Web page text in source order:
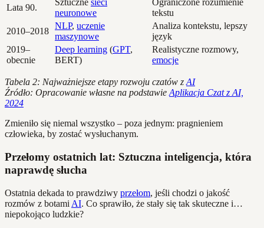
Lata 90.
Sztuczne sieci
neuronowe
Ograniczone rozumienie
tekstu
2010–2018
NLP, uczenie
maszynowe
Analiza kontekstu, lepszy
język
2019–
obecnie
Deep learning (GPT,
BERT)
Realistyczne rozmowy,
emocje
Tabela 2: Najważniejsze etapy rozwoju czatów z AI
Źródło: Opracowanie własne na podstawie Aplikacja Czat z AI,
2024
Zmieniło się niemal wszystko – poza jednym: pragnieniem
człowieka, by zostać wysłuchanym.
Przełomy ostatnich lat: Sztuczna inteligencja, która
naprawdę słucha
Ostatnia dekada to prawdziwy przełom, jeśli chodzi o jakość
rozmów z botami AI. Co sprawiło, że stały się tak skuteczne i…
niepokojąco ludzkie?